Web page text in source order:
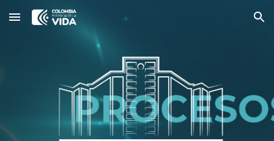
Skip to main content Skip to navigation